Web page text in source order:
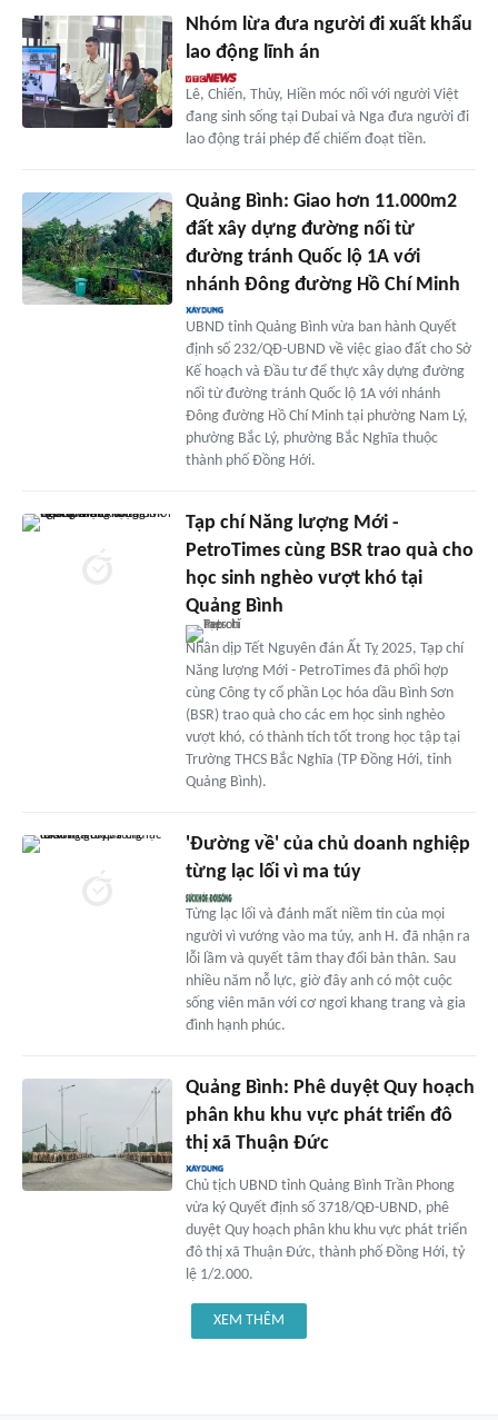
Nhóm lừa đưa người đi xuất khẩu
lao động lĩnh án
Lê, Chiến, Thủy, Hiền móc nối với người Việt
đang sinh sống tại Dubai và Nga đưa người đi
lao động trái phép để chiếm đoạt tiền.
Quảng Bình: Giao hơn 11.000m2
đất xây dựng đường nối từ
đường tránh Quốc lộ 1A với
nhánh Đông đường Hồ Chí Minh
UBND tỉnh Quảng Bình vừa ban hành Quyết
định số 232/QĐ-UBND về việc giao đất cho Sở
Kế hoạch và Đầu tư để thực xây dựng đường
nối từ đường tránh Quốc lộ 1A với nhánh
Đông đường Hồ Chí Minh tại phường Nam Lý,
phường Bắc Lý, phường Bắc Nghĩa thuộc
thành phố Đồng Hới.
Tạp chí Năng lượng Mới -
PetroTimes cùng BSR trao quà cho
học sinh nghèo vượt khó tại
Quảng Bình
Nhân dịp Tết Nguyên đán Ất Tỵ 2025, Tạp chí
Năng lượng Mới - PetroTimes đã phối hợp
cùng Công ty cổ phần Lọc hóa dầu Bình Sơn
(BSR) trao quà cho các em học sinh nghèo
vượt khó, có thành tích tốt trong học tập tại
Trường THCS Bắc Nghĩa (TP Đồng Hới, tỉnh
Quảng Bình).
'Đường về' của chủ doanh nghiệp
từng lạc lối vì ma túy
Từng lạc lối và đánh mất niềm tin của mọi
người vì vướng vào ma túy, anh H. đã nhận ra
lỗi lầm và quyết tâm thay đổi bản thân. Sau
nhiều năm nỗ lực, giờ đây anh có một cuộc
sống viên mãn với cơ ngơi khang trang và gia
đình hạnh phúc.
Quảng Bình: Phê duyệt Quy hoạch
phân khu khu vực phát triển đô
thị xã Thuận Đức
Chủ tịch UBND tỉnh Quảng Bình Trần Phong
vừa ký Quyết định số 3718/QĐ-UBND, phê
duyệt Quy hoạch phân khu khu vực phát triển
đô thị xã Thuận Đức, thành phố Đồng Hới, tỷ
lệ 1/2.000.
XEM THÊM